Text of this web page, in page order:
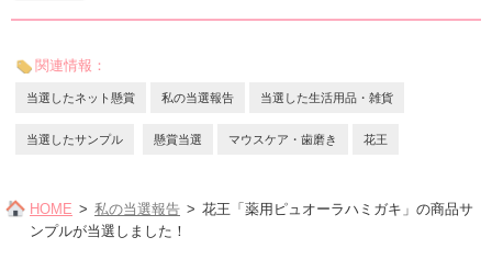
関連情報：
当選したネット懸賞 私の当選報告 当選した生活用品・雑貨
当選したサンプル 懸賞当選 マウスケア・歯磨き 花王
HOME 私の当選報告
花王「薬用ピュオーラハミガキ」の商品サ
ンプルが当選しました！